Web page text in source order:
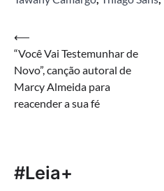
Navegação
de
Post
⟵
“Você Vai Testemunhar de
Novo”, canção autoral de
Marcy Almeida para
reacender a sua fé
#Leia+